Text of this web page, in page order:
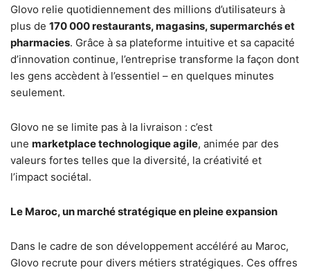
Glovo relie quotidiennement des millions d’utilisateurs à
plus de 170 000 restaurants, magasins, supermarchés et
pharmacies. Grâce à sa plateforme intuitive et sa capacité
d’innovation continue, l’entreprise transforme la façon dont
les gens accèdent à l’essentiel – en quelques minutes
seulement.
Glovo ne se limite pas à la livraison : c’est
une marketplace technologique agile, animée par des
valeurs fortes telles que la diversité, la créativité et
l’impact sociétal.
Le Maroc, un marché stratégique en pleine expansion
Dans le cadre de son développement accéléré au Maroc,
Glovo recrute pour divers métiers stratégiques. Ces offres